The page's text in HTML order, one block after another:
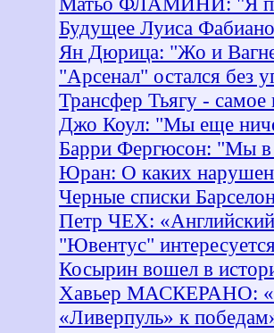
Будущее Луиса
Ян Дюрица: "Жо и
"Арсенал" остался без
Трансфер Тьягу - самое
Джо Коул: "Мы еще
Барри Фергюсон: "Мы в
Юран: О каких
Черные списки
Петр ЧЕХ: «Английский
"Ювентус"
Косырин вошел в
Хавьер МАСКЕРАНО:
«Ливерпуль» к